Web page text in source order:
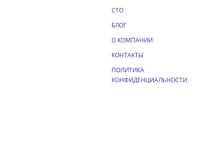
СТО
БЛОГ
О КОМПАНИИ
КОНТАКТЫ
ПОЛИТИКА
КОНФИДЕНЦИАЛЬНОСТИ